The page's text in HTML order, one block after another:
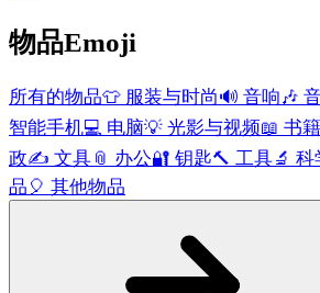
物品Emoji
所有的物品👕 服装与时尚🔊 音响🎶
智能手机💻 电脑💡 光影与视频📖 书
政✍️ 文具 📎 办公🔐 钥匙🔨 工具🔬 科
品 🎈 其他物品